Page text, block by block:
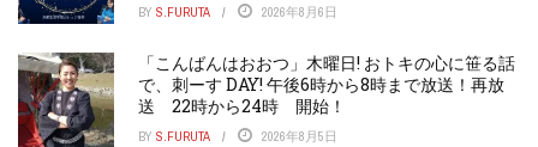
BY S.FURUTA 2026年8月6日
「こんばんはおおつ」木曜日! おトキの心に笹る話
で、刺ーす DAY! 午後6時から8時まで放送！再放
送 22時から24時 開始！
BY S.FURUTA 2026年8月5日